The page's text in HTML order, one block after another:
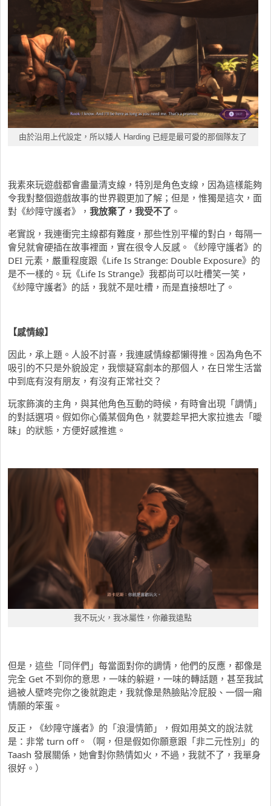
由於沿用上代設定，所以矮人 Harding 已經是最可愛的那個隊友了
我素來玩遊戲都會盡量清支線，特別是角色支線，因為這樣能夠
令我對整個遊戲故事的世界觀更加了解；但是，惟獨是這次，面
對《紗障守護者》， 我放棄了，我受不了 。
老實說，我連衝完主線都有難度，那些性別平權的對白，每隔一
會兒就會硬插在故事裡面，實在很令人反感。《紗障守護者》的
DEI 元素，嚴重程度跟《Life Is Strange: Double Exposure》的
是不一樣的。玩《Life Is Strange》我都尚可以吐槽笑一笑，
《紗障守護者》的話，我就不是吐槽，而是直接想吐了。
【感情線】
因此，承上題。人設不討喜，我連感情線都懶得推。因為角色不
吸引的不只是外貌設定，我懷疑寫劇本的那個人，在日常生活當
中到底有沒有朋友，有沒有正常社交？
玩家飾演的主角，與其他角色互動的時候，有時會出現「調情」
的對話選項。假如你心儀某個角色，就要趁早把大家拉進去「曖
昧」的狀態，方便好感推進。
我不玩火，我冰屬性，你離我遠點
但是，這些「同伴們」每當面對你的調情，他們的反應，都像是
完全 Get 不到你的意思，一味的躲避，一味的轉話題，甚至我試
過被人壁咚完你之後就跑走，我就像是熱臉貼冷屁股、一個一廂
情願的笨蛋。
反正，《紗障守護者》的「浪漫情節」，假如用英文的說法就
是：非常 turn off。（啊，但是假如你願意跟「非二元性別」的
Taash 發展關係，她會對你熱情如火，不過，我就不了，我單身
很好。）